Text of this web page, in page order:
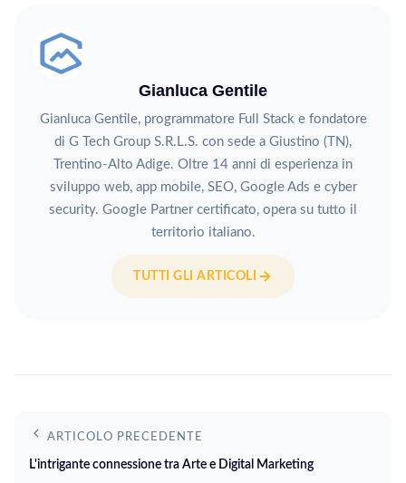
Gianluca Gentile
Gianluca Gentile, programmatore Full Stack e fondatore
di G Tech Group S.R.L.S. con sede a Giustino (TN),
Trentino-Alto Adige. Oltre 14 anni di esperienza in
sviluppo web, app mobile, SEO, Google Ads e cyber
security. Google Partner certificato, opera su tutto il
territorio italiano.
TUTTI GLI ARTICOLI
ARTICOLO PRECEDENTE
L'intrigante connessione tra Arte e Digital Marketing